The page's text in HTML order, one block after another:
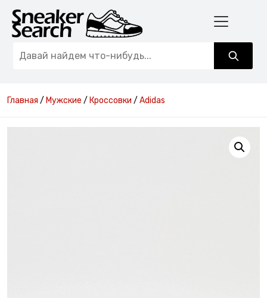
Главная / Мужские / Кроссовки / Adidas